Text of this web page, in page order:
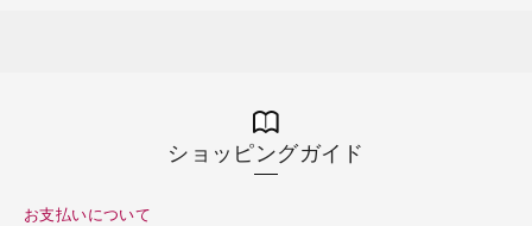
ショッピングガイド
お支払いについて